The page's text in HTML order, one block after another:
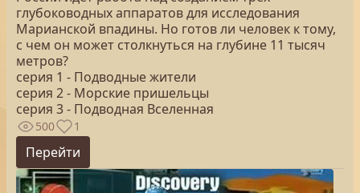
глубоководных аппаратов для исследования
Марианской впадины. Но готов ли человек к тому,
с чем он может столкнуться на глубине 11 тысяч
метров?
серия 1 - Подводные жители
серия 2 - Морские пришельцы
серия 3 - Подводная Вселенная
500 1
Перейти